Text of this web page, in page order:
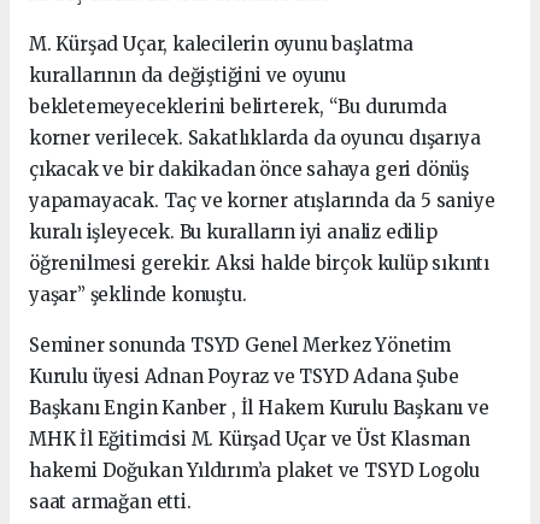
M. Kürşad Uçar, kalecilerin oyunu başlatma
kurallarının da değiştiğini ve oyunu
bekletemeyeceklerini belirterek, “Bu durumda
korner verilecek. Sakatlıklarda da oyuncu dışarıya
çıkacak ve bir dakikadan önce sahaya geri dönüş
yapamayacak. Taç ve korner atışlarında da 5 saniye
kuralı işleyecek. Bu kuralların iyi analiz edilip
öğrenilmesi gerekir. Aksi halde birçok kulüp sıkıntı
yaşar” şeklinde konuştu.
Seminer sonunda TSYD Genel Merkez Yönetim
Kurulu üyesi Adnan Poyraz ve TSYD Adana Şube
Başkanı Engin Kanber , İl Hakem Kurulu Başkanı ve
MHK İl Eğitimcisi M. Kürşad Uçar ve Üst Klasman
hakemi Doğukan Yıldırım’a plaket ve TSYD Logolu
saat armağan etti.